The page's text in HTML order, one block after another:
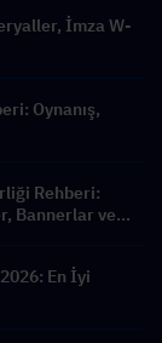
İmza W-
Oynanış,
Rehberi:
Bannerlar ve
En İyi